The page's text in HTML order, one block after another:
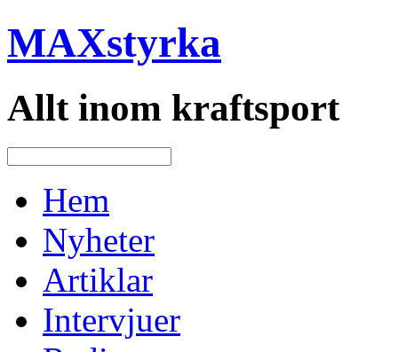
MAXstyrka
Allt inom kraftsport
Hem
Nyheter
Artiklar
Intervjuer